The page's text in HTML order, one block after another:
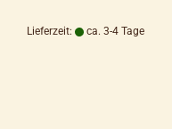
Lieferzeit: ca. 3-4 Tage